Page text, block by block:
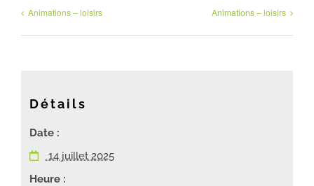
Animations – loisirs Animations – loisirs
Détails
Date :
14 juillet 2025
Heure :